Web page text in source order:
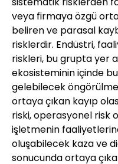
veya firmaya özgü
beliren ve parasal
risklerdir. Endüstri,
riskleri, bu grupta yer
ekosisteminin içinde
gelebilecek
ortaya çıkan kayıp
riski, operasyonel risk
işletmenin
oluşabilecek kaza ve
sonucunda ortaya